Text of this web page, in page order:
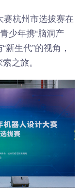
赛杭州市选拔赛在
少年携“脑洞产
新生代”的视角，
之旅。